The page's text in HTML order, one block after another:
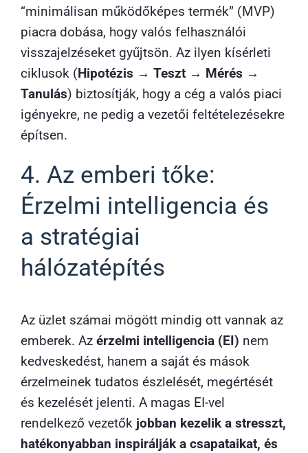
“minimálisan működőképes termék” (MVP)
piacra dobása, hogy valós felhasználói
visszajelzéseket gyűjtsön. Az ilyen kísérleti
ciklusok (Hipotézis → Teszt → Mérés →
Tanulás) biztosítják, hogy a cég a valós piaci
igényekre, ne pedig a vezetői feltételezésekre
építsen.
4. Az emberi tőke:
Érzelmi intelligencia és
a stratégiai
hálózatépítés
Az üzlet számai mögött mindig ott vannak az
emberek. Az érzelmi intelligencia (EI) nem
kedveskedést, hanem a saját és mások
érzelmeinek tudatos észlelését, megértését
és kezelését jelenti. A magas EI-vel
rendelkező vezetők jobban kezelik a stresszt,
hatékonyabban inspirálják a csapataikat, és